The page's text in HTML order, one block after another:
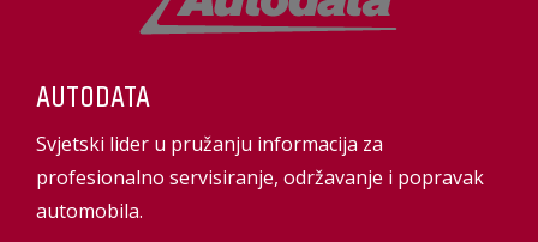
AUTODATA
Svjetski lider u pružanju informacija za
profesionalno servisiranje, održavanje i popravak
automobila.